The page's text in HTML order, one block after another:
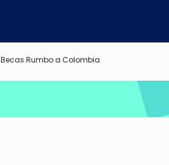
Becas Rumbo a Colombia